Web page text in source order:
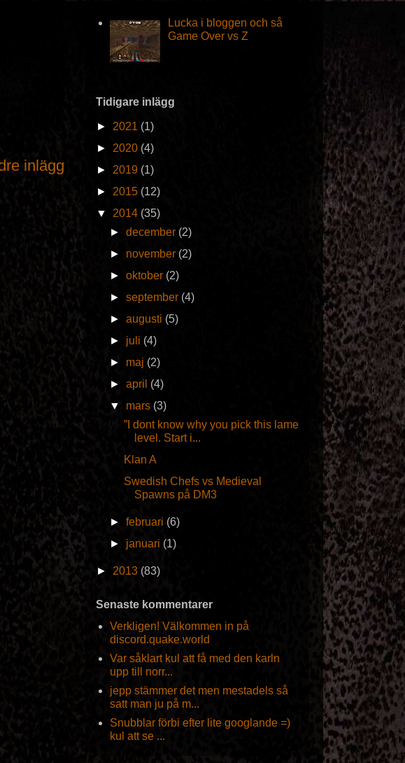
inlägg
Lucka i bloggen och så
Game Over vs Z
Tidigare inlägg
► 2021 (1)
► 2020 (4)
► 2019 (1)
► 2015 (12)
▼ 2014 (35)
►december (2)
► november (2)
►oktober (2)
►september (4)
►augusti (5)
► juli (4)
► maj (2)
►april (4)
▼ mars (3)
”I dont know why you pick this lame
level. Start i...
Klan A
Swedish Chefs vs Medieval
Spawns på DM3
►februari (6)
► januari (1)
► 2013 (83)
Senaste kommentarer
Verkligen! Välkommen in på
discord.quake.world
Var såklart kul att få med den karln
upp till norr...
jepp stämmer det men mestadels så
satt man ju på m...
Snubblar förbi efter lite googlande =)
kul att se ...